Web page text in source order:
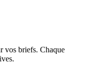
vos briefs. Chaque